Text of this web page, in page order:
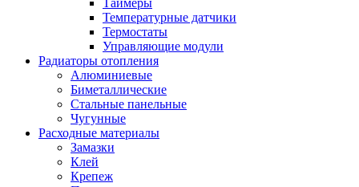
Таймеры
Температурные датчики
Термостаты
Управляющие модули
Радиаторы отопления
Алюминиевые
Биметаллические
Стальные панельные
Чугунные
Расходные материалы
Замазки
Клей
Крепеж